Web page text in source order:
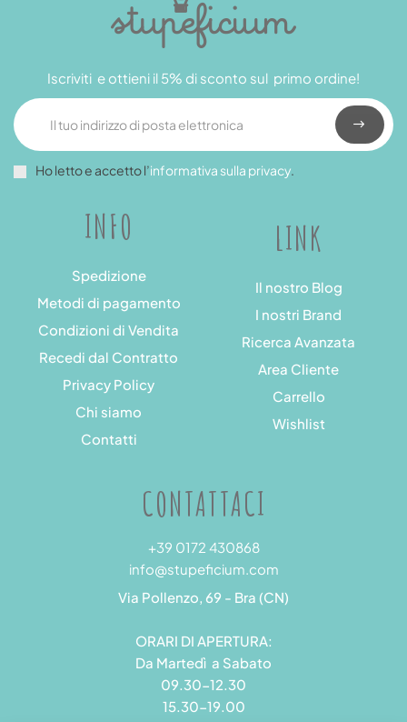
INFO
Spedizione
Metodi di pagamento
Condizioni di Vendita
Recedi dal Contratto
Privacy Policy
Chi siamo
Contatti
LINK
Il nostro Blog
I nostri Brand
Ricerca Avanzata
Area Cliente
Carrello
Wishlist
Iscriviti e ottieni il 5% di sconto sul primo ordine!
Ho letto e accetto l’informativa sulla privacy.
CONTATTACI
+39 0172 430868
info@stupeficium.com
Via Pollenzo, 69 - Bra (CN)
ORARI DI APERTURA:
Da Martedì a Sabato
09.30-12.30
15.30-19.00